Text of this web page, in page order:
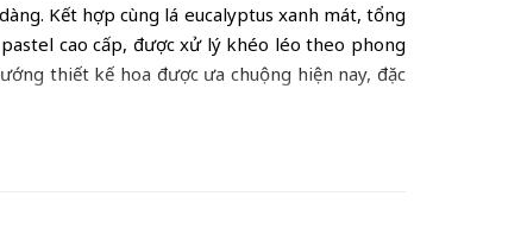
Kết hợp cùng lá eucalyptus xanh mát, tổng
cao cấp, được xử lý khéo léo theo phong
thiết kế hoa được ưa chuộng hiện nay, đặc
kem và gam màu pastel truyền tải thông điệp
hợp để trang trí không gian sống hoặc studio,